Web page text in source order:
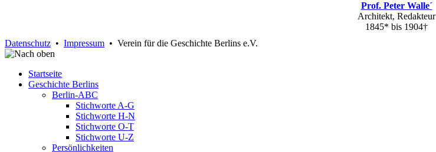
Prof. Peter Walle´
Architekt, Redakteur
1845* bis 1904†
Datenschutz • Impressum • Verein für die Geschichte Berlins e.V.
Startseite
Geschichte Berlins
Berlin-ABC
Stichworte A-G
Stichworte H-N
Stichworte O-T
Stichworte U-Z
Persönlichkeiten